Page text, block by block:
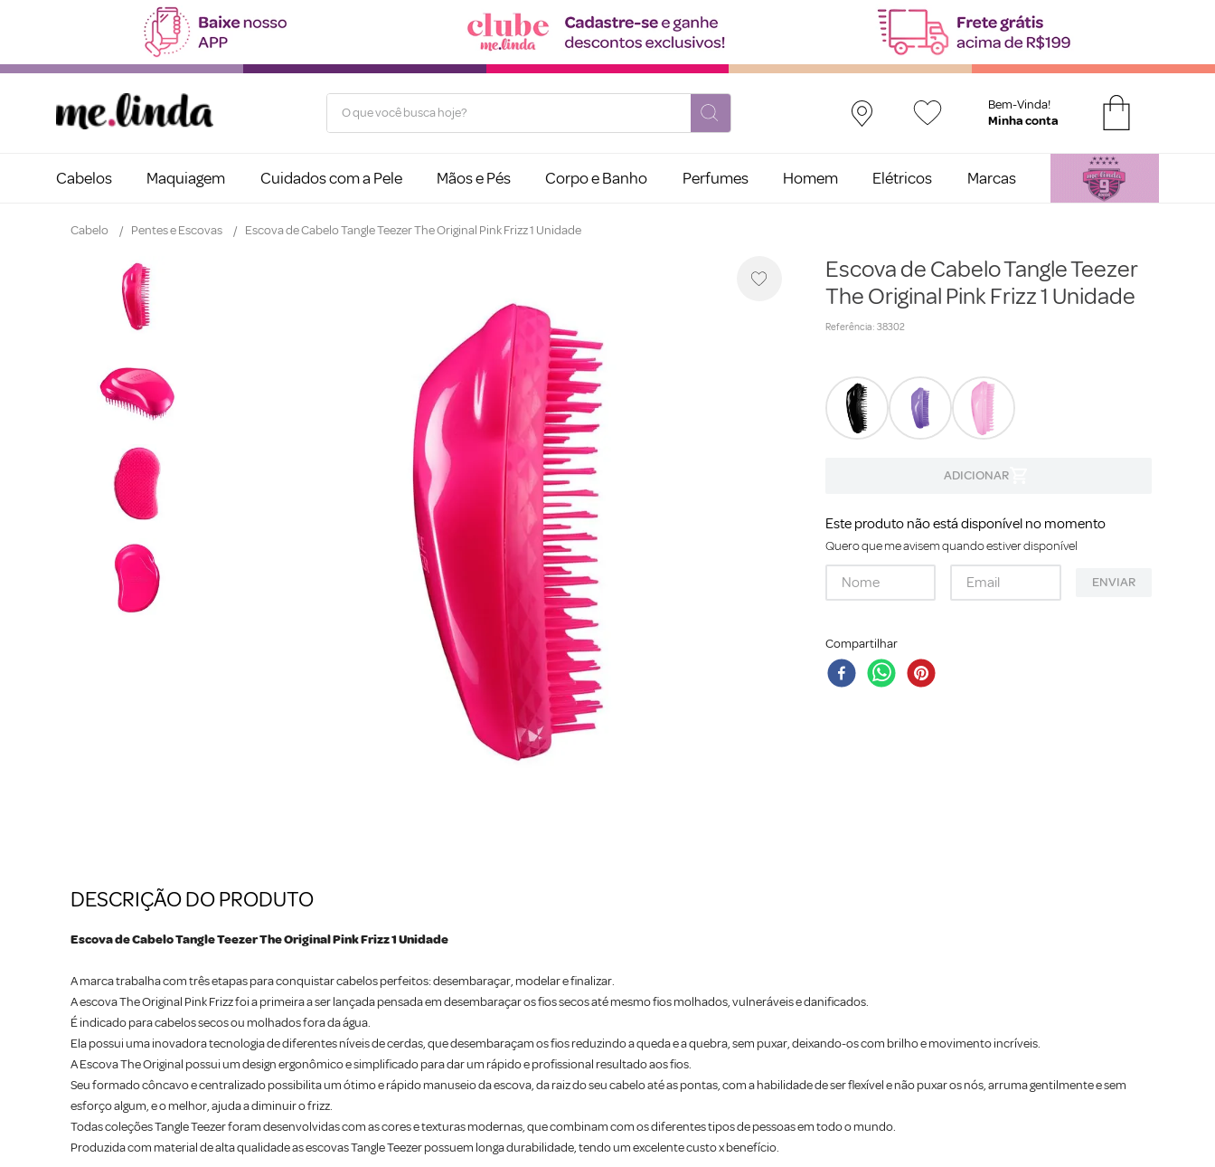
O que você busca hoje? Bem-Vinda!
Cabelos Maquiagem Cuidados com a Pele Mãos e Pés Corpo e Banho Perfumes Homem Elétricos Marcas
Cabelo Pentes e Escovas Escova de Cabelo Tangle Teezer The Original Pink Frizz 1 Unidade
Escova de Cabelo Tangle Teezer
The Original Pink Frizz 1 Unidade
Referência: 38302
Este produto não está disponível no momento
Quero que me avisem quando estiver disponível
ENVIAR
Compartilhar
DESCRIÇÃO DO PRODUTO
Escova de Cabelo Tangle Teezer The Original Pink Frizz 1 Unidade
A marca trabalha com três etapas para conquistar cabelos perfeitos: desembaraçar, modelar e finalizar.
A escova The Original Pink Frizz foi a primeira a ser lançada pensada em desembaraçar os fios secos até mesmo fios molhados, vulneráveis e danificados.
É indicado para cabelos secos ou molhados fora da água.
Ela possui uma inovadora tecnologia de diferentes níveis de cerdas, que desembaraçam os fios reduzindo a queda e a quebra, sem puxar, deixando-os com brilho e movimento incríveis.
A Escova The Original possui um design ergonômico e simplificado para dar um rápido e profissional resultado aos fios.
Seu formado côncavo e centralizado possibilita um ótimo e rápido manuseio da escova, da raiz do seu cabelo até as pontas, com a habilidade de ser flexível e não puxar os nós, arruma gentilmente e sem
esforço algum, e o melhor, ajuda a diminuir o frizz.
Todas coleções Tangle Teezer foram desenvolvidas com as cores e texturas modernas, que combinam com os diferentes tipos de pessoas em todo o mundo.
Produzida com material de alta qualidade as escovas Tangle Teezer possuem longa durabilidade, tendo um excelente custo x benefício.